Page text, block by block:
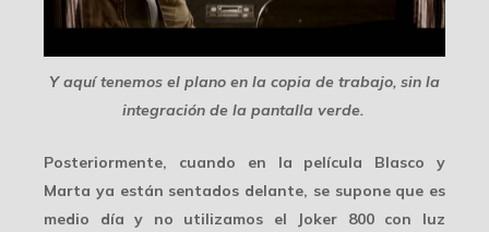
Y aquí tenemos el plano en la copia de trabajo, sin la
integración de la pantalla verde.
Posteriormente, cuando en la película Blasco y
Marta ya están sentados delante, se supone que es
medio día y no utilizamos el Joker 800 con luz